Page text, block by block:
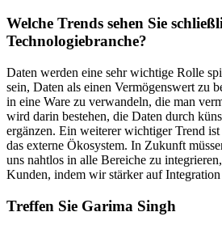
Welche Trends sehen Sie
Technologiebranche?
Daten werden eine sehr wichtige Rolle
sein, Daten als einen Vermögenswert zu
in eine Ware zu verwandeln, die man
wird darin bestehen, die Daten durch
ergänzen. Ein weiterer wichtiger Trend
das externe Ökosystem. In Zukunft
uns nahtlos in alle Bereiche zu
Kunden, indem wir stärker auf Integration
Treffen Sie Garima Singh